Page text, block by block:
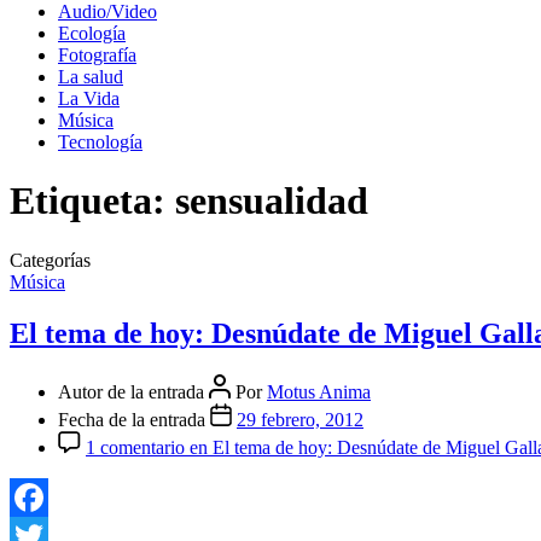
Audio/Video
Ecología
Fotografía
La salud
La Vida
Música
Tecnología
Etiqueta: sensualidad
Categorías
Música
El tema de hoy: Desnúdate de Miguel
Autor de la entrada PorMotus Anima
Fecha de la entrada
29 febrero, 2012
1 comentario en El tema de hoy: Desnúdate de Miguel
Facebook